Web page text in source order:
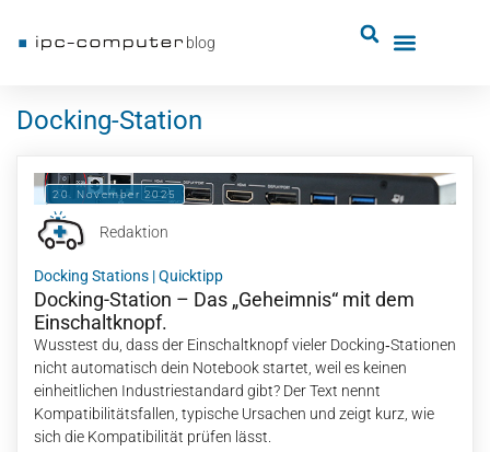
blog
Docking-Station
20. November 2025
Redaktion
Docking Stations |Quicktipp
Docking-Station – Das „Geheimnis“ mit dem
Einschaltknopf.
Wusstest du, dass der Einschaltknopf vieler Docking‑Stationen
nicht automatisch dein Notebook startet, weil es keinen
einheitlichen Industriestandard gibt? Der Text nennt
Kompatibilitätsfallen, typische Ursachen und zeigt kurz, wie
sich die Kompatibilität prüfen lässt.